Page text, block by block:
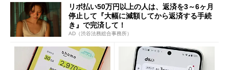
リボ払い50万円以上の人は、返済を3～6ヶ月
停止して『大幅に減額してから返済する手続
き』で完済して！
AD（渋谷法務総合事務所）